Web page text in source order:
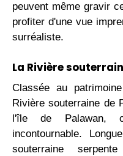
peuvent même gravir
profiter d'une vue
surréaliste.
La Rivière
Classée au
Rivière souterraine de
l'île de Palawan,
incontournable.
souterraine